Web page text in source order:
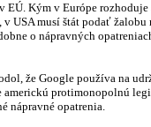
EÚ. Kým v Európe
USA musí štát podať žalobu
o nápravných
že Google používa na
protimonopolnú
nápravné opatrenia.